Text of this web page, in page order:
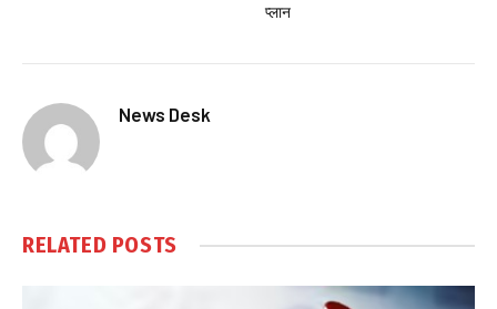
प्लान
News Desk
RELATED POSTS